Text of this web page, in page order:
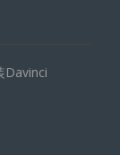
Davinci